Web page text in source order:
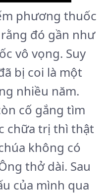
phương thuốc
đó gần như
vô vọng. Suy
bị coi là một
nhiều năm.
cố gắng tìm
chữa trị thì thật
không có
thở dài. Sau
của mình qua